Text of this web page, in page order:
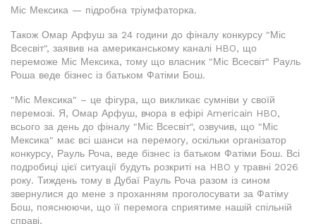
Міс Мексика — підробна тріумфаторка.
Також Омар Арфуш за 24 години до фіналу конкурсу "Міс
Всесвіт", заявив на американському каналі HBO, що
переможе Міс Мексика, тому що власник "Міс Всесвіт" Рауль
Роша веде бізнес із батьком Фатіми Бош.
"Міс Мексика" – це фігура, що викликає сумніви у своїй
перемозі. Я, Омар Арфуш, вчора в ефірі Americain HBO,
всього за день до фіналу "Міс Всесвіт", озвучив, що "Міс
Мексика" має всі шанси на перемогу, оскільки організатор
конкурсу, Рауль Роча, веде бізнес із батьком Фатіми Бош. Всі
подробиці цієї ситуації будуть розкриті на HBO у травні 2026
року. Тиждень тому в Дубаї Рауль Роча разом із сином
звернулися до мене з проханням проголосувати за Фатіму
Бош, пояснюючи, що її перемога сприятиме нашій спільній
справі.